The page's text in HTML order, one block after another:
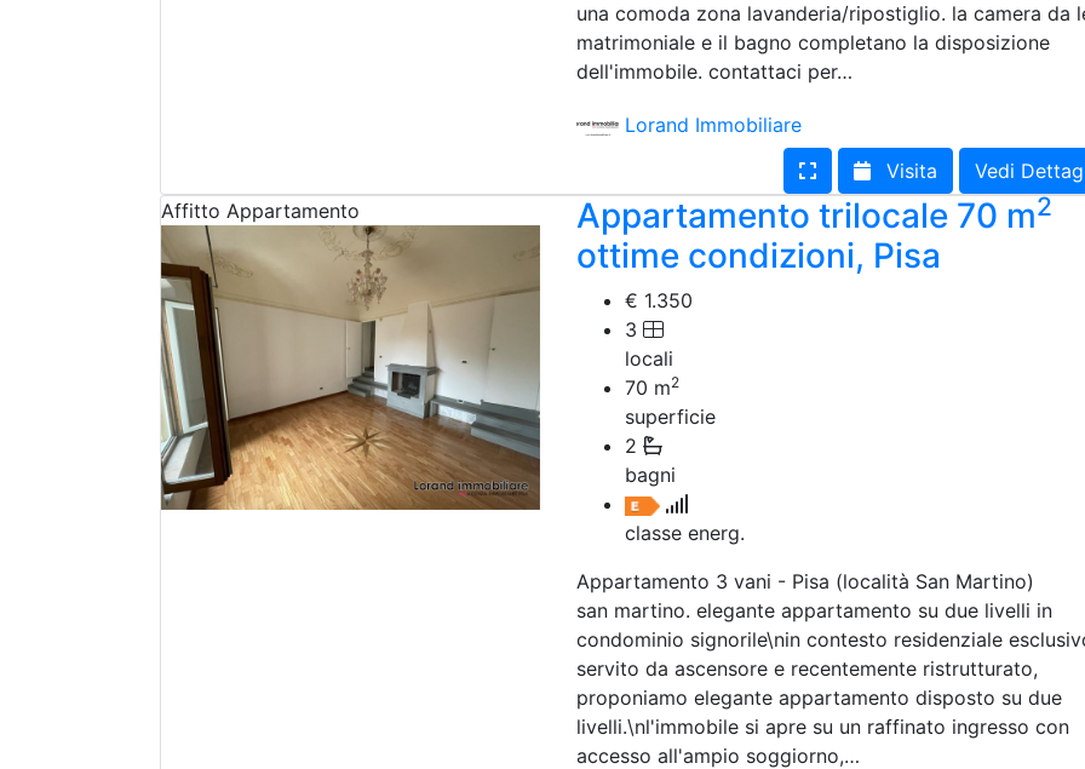
Terreni in Affitto
Qualsiasi
Terreno edificabile
una comoda zona lavanderia/ripostiglio. la camera da
matrimoniale e il bagno completano la disposizione
dell'immobile. contattaci per…
Lorand Immobiliare
Visita
Vedi
Affitto Appartamento Appartamento trilocale 70 m2
ottime condizioni, Pisa
€ 1.350
3
locali
70 m2
superficie
2
bagni
classe energ.
Appartamento 3 vani - Pisa (località San Martino)
san martino. elegante appartamento su due livelli in
condominio signorile\nin contesto residenziale
servito da ascensore e recentemente ristrutturato,
proponiamo elegante appartamento disposto su due
livelli.\nl'immobile si apre su un raffinato ingresso con
accesso all'ampio soggiorno,…